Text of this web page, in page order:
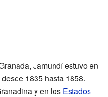
Jamundí estuvo en
1835 hasta 1858.
y en los Estados